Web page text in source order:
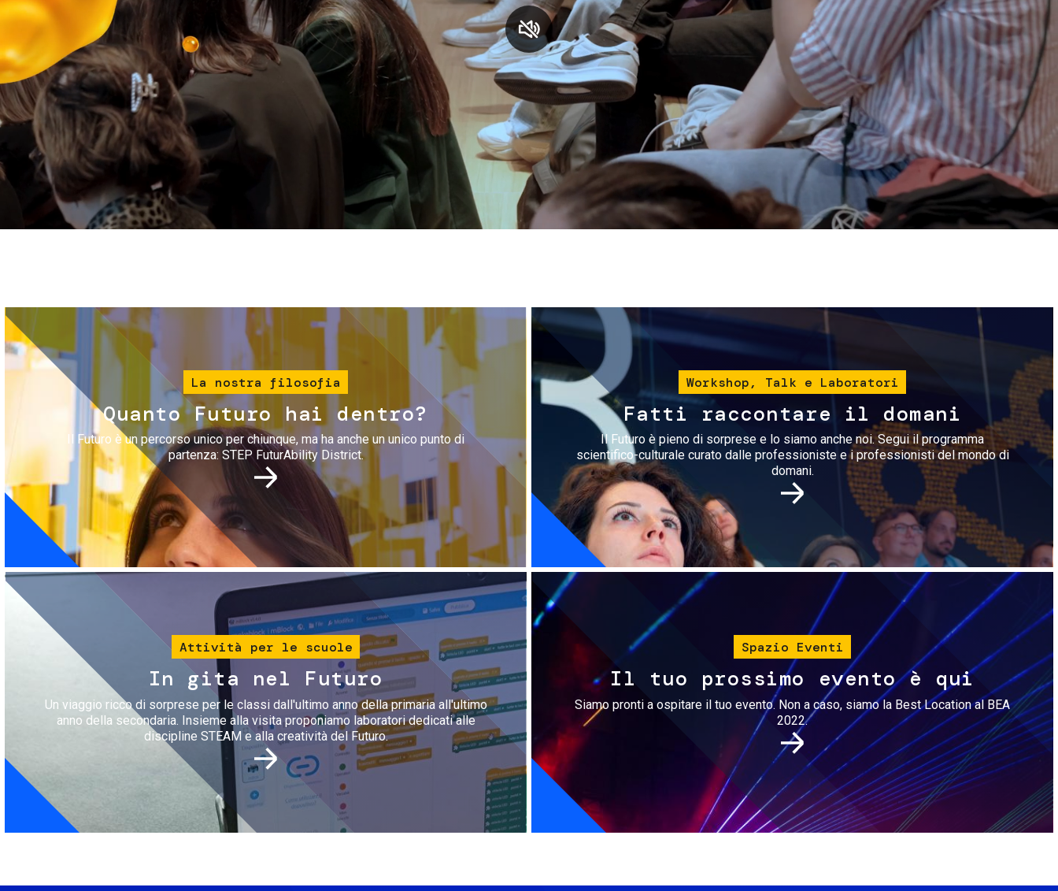
Servizi e accessibilità
Contatti
Biglietti
Immagine
La nostra filosofia
Quanto Futuro hai dentro?
Il Futuro è un percorso unico per chiunque, ma ha anche un unico punto di
partenza: STEP FuturAbility District.
Immagine
Workshop, Talk e Laboratori
Fatti raccontare il domani
Il Futuro è pieno di sorprese e lo siamo anche noi. Segui il programma
scientifico-culturale curato dalle professioniste e i professionisti del mondo di
domani.
Immagine
Attività per le scuole
In gita nel Futuro
Un viaggio ricco di sorprese per le classi dall'ultimo anno della primaria all'ultimo
anno della secondaria. Insieme alla visita proponiamo laboratori dedicati alle
discipline STEAM e alla creatività del Futuro.
Immagine
Spazio Eventi
Il tuo prossimo evento è qui
Siamo pronti a ospitare il tuo evento. Non a caso, siamo la Best Location al BEA
2022.